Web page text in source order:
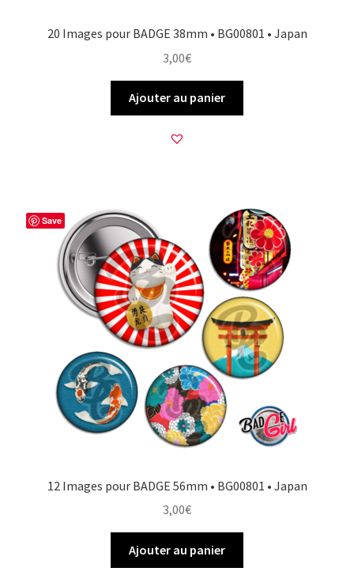
20 Images pour BADGE 38mm • BG00801 • Japan
3,00€
Ajouter au panier
Save
12 Images pour BADGE 56mm • BG00801 • Japan
3,00€
Ajouter au panier